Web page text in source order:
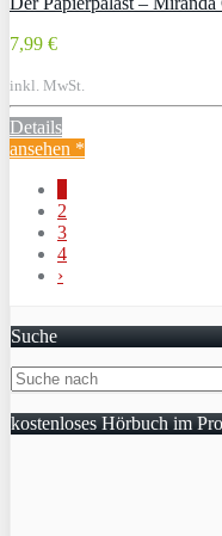
7,99 €
inkl. MwSt.
Details
ansehen *
2
3
4
›
Suche
kostenloses Hörbuch im